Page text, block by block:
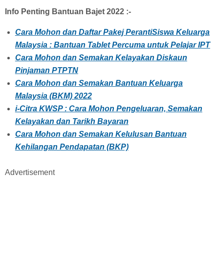
Info Penting Bantuan Bajet 2022 :-
Cara Mohon dan Daftar Pakej PerantiSiswa Keluarga
Malaysia : Bantuan Tablet Percuma untuk Pelajar IPT
Cara Mohon dan Semakan Kelayakan Diskaun
Pinjaman PTPTN
Cara Mohon dan Semakan Bantuan Keluarga
Malaysia (BKM) 2022
i-Citra KWSP : Cara Mohon Pengeluaran, Semakan
Kelayakan dan Tarikh Bayaran
Cara Mohon dan Semakan Kelulusan Bantuan
Kehilangan Pendapatan (BKP)
Advertisement